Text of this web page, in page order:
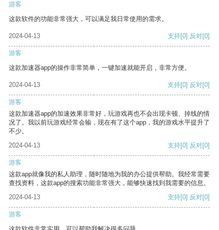
游客
这款软件的功能非常强大，可以满足我日常使用的需求。
2024-04-13 支持[0] 反对[0]
游客
这款加速器app的操作非常简单，一键加速就能开启，非常方便。
2024-04-13 支持[0] 反对[0]
游客
这款加速器app的加速效果非常好，玩游戏再也不会出现卡顿、掉线的情
况了。我以前玩游戏经常会输，现在有了这个app，我的游戏水平提升了
不少。
2024-04-13
支持[0] 反对[0]
游客
这款app就像我的私人助理，随时随地为我的办公提供帮助。我经常需要
查找资料，这款app的搜索功能非常强大，能够快速找到我需要的信息。
2024-04-13
支持[0] 反对[0]
游客